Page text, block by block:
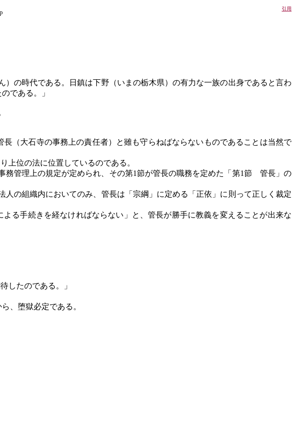
引用
の時代である。日鎮は下野（いまの栃木県）の有力な一族の出身であると言わ
である。」
（大石寺の事務上の責任者）と雖も守らねばならないものであることは当然で
上位の法に位置しているのである。
管理上の規定が定められ、その第1節が管長の職務を定めた「第1節 管長」の
の組織内においてのみ、管長は「宗綱」に定める「正依」に則って正しく裁定
る手続きを経なければならない」と、管長が勝手に教義を変えることが出来な
したのである。」
、堕獄必定である。